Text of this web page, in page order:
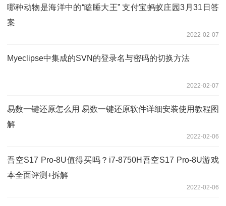
哪种动物是海洋中的“瞌睡大王” 支付宝蚂蚁庄园3月31日答
案
2022-02-07
Myeclipse中集成的SVN的登录名与密码的切换方法
2022-02-07
易数一键还原怎么用 易数一键还原软件详细安装使用教程图
解
2022-02-06
吾空S17 Pro-8U值得买吗？i7-8750H吾空S17 Pro-8U游戏
本全面评测+拆解
2022-02-06